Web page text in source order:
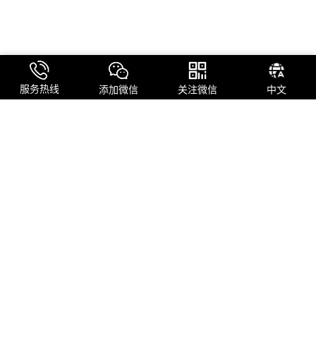
服务热线 添加微信 关注微信 中文